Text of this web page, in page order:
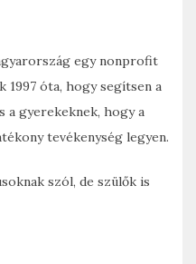
egy nonprofit
óta, hogy segítsen a
a gyerekeknek, hogy a
tevékenység legyen.
szól, de szülők is